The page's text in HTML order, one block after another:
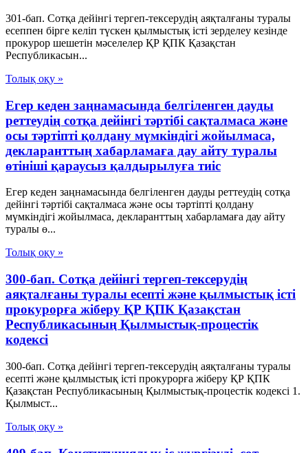
301-бап. Сотқа дейінгі тергеп-тексерудің аяқталғаны туралы
есеппен бірге келіп түскен қылмыстық істі зерделеу кезінде
прокурор шешетін мәселелер ҚР ҚПК Қазақстан
Республикасын...
Толық оқу »
Егер кеден заңнамасында белгіленген дауды
реттеудің сотқа дейінгі тәртібі сақталмаса және
осы тәртіпті қолдану мүмкіндігі жойылмаса,
декларанттың хабарламаға дау айту туралы
өтініші қараусыз қалдырылуға тиіс
Егер кеден заңнамасында белгіленген дауды реттеудің сотқа
дейінгі тәртібі сақталмаса және осы тәртіпті қолдану
мүмкіндігі жойылмаса, декларанттың хабарламаға дау айту
туралы ө...
Толық оқу »
300-бап. Сотқа дейінгі тергеп-тексерудің
аяқталғаны туралы есепті және қылмыстық істі
прокурорға жіберу ҚР ҚПК Қазақстан
Республикасының Қылмыстық-процестік
кодексi
300-бап. Сотқа дейінгі тергеп-тексерудің аяқталғаны туралы
есепті және қылмыстық істі прокурорға жіберу ҚР ҚПК
Қазақстан Республикасының Қылмыстық-процестік кодексi 1.
Қылмыст...
Толық оқу »